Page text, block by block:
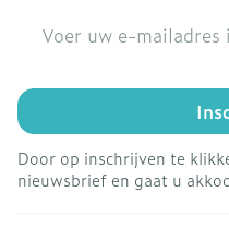
Door op inschrijven te
nieuwsbrief en gaat u